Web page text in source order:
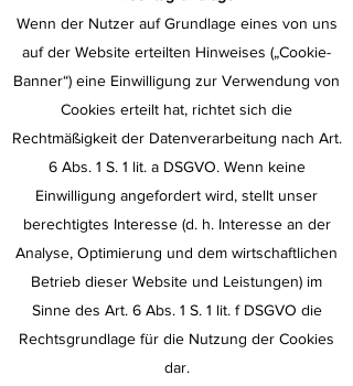
Wenn der Nutzer auf Grundlage eines von uns
auf der Website erteilten Hinweises („Cookie-
Banner“) eine Einwilligung zur Verwendung von
Cookies erteilt hat, richtet sich die
Rechtmäßigkeit der Datenverarbeitung nach Art.
6 Abs. 1 S. 1 lit. a DSGVO. Wenn keine
Einwilligung angefordert wird, stellt unser
berechtigtes Interesse (d. h. Interesse an der
Analyse, Optimierung und dem wirtschaftlichen
Betrieb dieser Website und Leistungen) im
Sinne des Art. 6 Abs. 1 S. 1 lit. f DSGVO die
Rechtsgrundlage für die Nutzung der Cookies
dar.